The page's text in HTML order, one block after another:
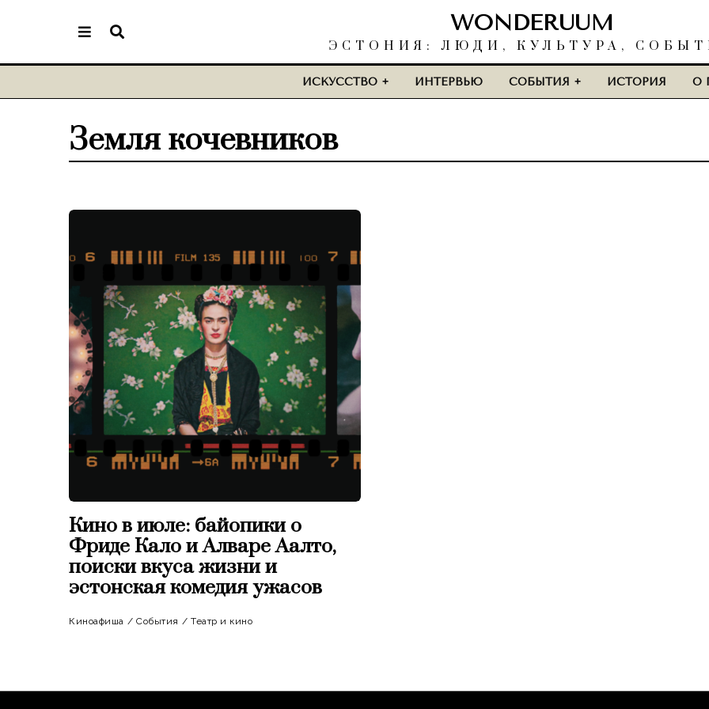
WONDERUUM
ЭСТОНИЯ: ЛЮДИ, КУЛЬТУРА,
ИСКУССТВО ИНТЕРВЬЮ СОБЫТИЯ ИСТОРИЯ О
Земля кочевников
Кино в июле: байопики о
Фриде Кало и Алваре Аалто,
поиски вкуса жизни и
эстонская комедия ужасов
Киноафиша / События / Театр и кино